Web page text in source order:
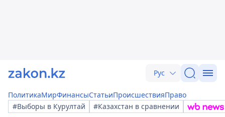
Рус
ПолитикаМирФинансыСтатьиПроисшествияПраво
#Выборы в Курултай
#Казахстан в сравнении